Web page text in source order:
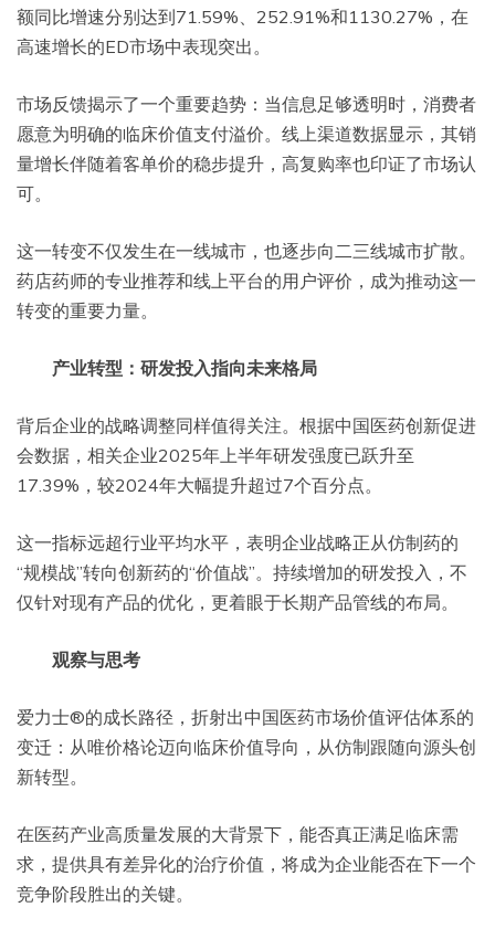
额同比增速分别达到71.59%、252.91%和1130.27%，在
高速增长的ED市场中表现突出。
市场反馈揭示了一个重要趋势：当信息足够透明时，消费者
愿意为明确的临床价值支付溢价。线上渠道数据显示，其销
量增长伴随着客单价的稳步提升，高复购率也印证了市场认
可。
这一转变不仅发生在一线城市，也逐步向二三线城市扩散。
药店药师的专业推荐和线上平台的用户评价，成为推动这一
转变的重要力量。
产业转型：研发投入指向未来格局
背后企业的战略调整同样值得关注。根据中国医药创新促进
会数据，相关企业2025年上半年研发强度已跃升至
17.39%，较2024年大幅提升超过7个百分点。
这一指标远超行业平均水平，表明企业战略正从仿制药的
“规模战”转向创新药的“价值战”。持续增加的研发投入，不
仅针对现有产品的优化，更着眼于长期产品管线的布局。
观察与思考
爱力士®的成长路径，折射出中国医药市场价值评估体系的
变迁：从唯价格论迈向临床价值导向，从仿制跟随向源头创
新转型。
在医药产业高质量发展的大背景下，能否真正满足临床需
求，提供具有差异化的治疗价值，将成为企业能否在下一个
竞争阶段胜出的关键。